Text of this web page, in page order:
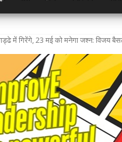
में गिरेंगे, 23 मई को मनेगा जश्न: विजय